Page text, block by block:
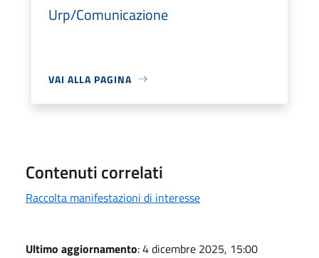
Urp/Comunicazione
VAI ALLA PAGINA
Contenuti correlati
Raccolta manifestazioni di interesse
Ultimo aggiornamento: 4 dicembre 2025, 15:00